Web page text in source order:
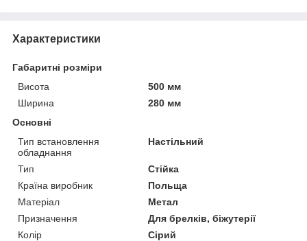
Характеристики
Габаритні розміри
Висота
500 мм
Ширина
280 мм
Основні
Тип встановлення
обладнання
Настільний
Тип
Стійка
Країна виробник
Польща
Матеріал
Метал
Призначення
Для брелків, біжутерії
Колір
Сірий